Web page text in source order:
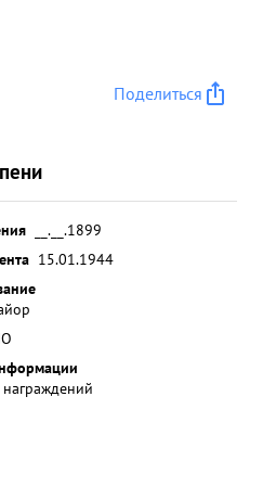
Поделиться
__.__.1899
15.01.1944